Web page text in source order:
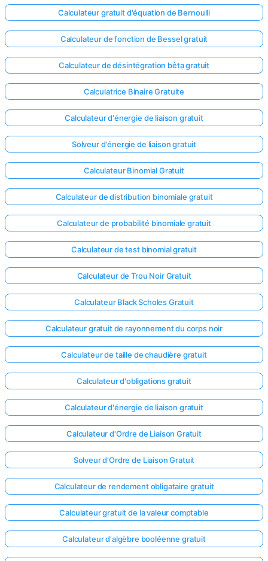
Calculateur gratuit d'équation de Bernoulli
Calculateur de fonction de Bessel gratuit
Calculateur de désintégration bêta gratuit
Calculatrice Binaire Gratuite
Calculateur d'énergie de liaison gratuit
Solveur d'énergie de liaison gratuit
Calculateur Binomial Gratuit
Calculateur de distribution binomiale gratuit
Calculateur de probabilité binomiale gratuit
Calculateur de test binomial gratuit
Calculateur de Trou Noir Gratuit
Calculateur Black Scholes Gratuit
Calculateur gratuit de rayonnement du corps noir
Calculateur de taille de chaudière gratuit
Calculateur d'obligations gratuit
Calculateur d'énergie de liaison gratuit
Calculateur d'Ordre de Liaison Gratuit
Solveur d'Ordre de Liaison Gratuit
Calculateur de rendement obligataire gratuit
Calculateur gratuit de la valeur comptable
Calculateur d'algèbre booléenne gratuit